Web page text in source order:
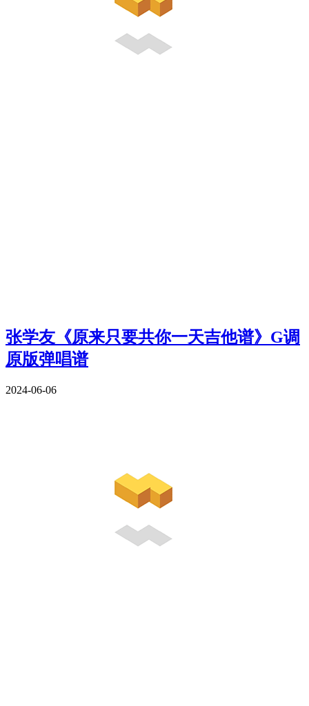
张学友《原来只要共你一天吉他谱》G调
原版弹唱谱
2024-06-06